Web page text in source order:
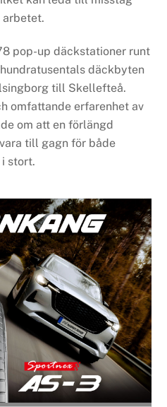
arbetet.
pop-up däckstationer runt
däckbyten
till Skellefteå.
omfattande erfarenhet av
om att en förlängd
till gagn för både
stort.